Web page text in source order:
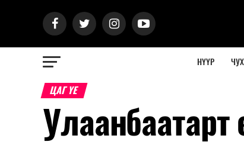
НҮҮР
ЦАГ ҮЕ